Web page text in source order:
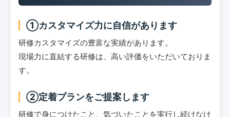
①カスタマイズ力に自信があります
研修カスタマイズの豊富な実績があります。
現場力に直結する研修は、高い評価をいただいておりま
す。
②定着プランをご提案します
研修で身につけたこと、気づいたことを実行し続けなけ